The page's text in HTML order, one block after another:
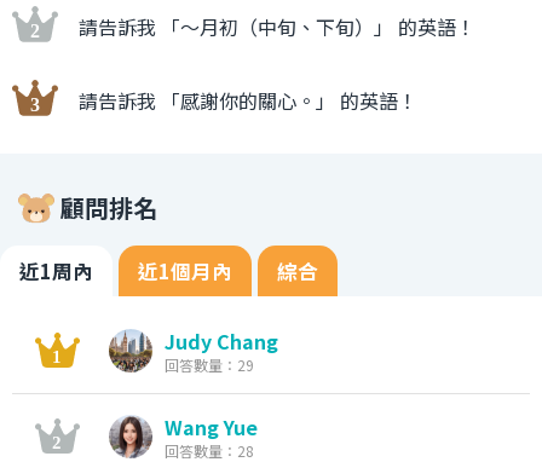
請告訴我 「〜月初（中旬、下旬）」 的英語！
請告訴我 「感謝你的關心。」 的英語！
顧問排名
近1周內 近1個月內 綜合
Judy Chang
回答數量：29
Wang Yue
回答數量：28